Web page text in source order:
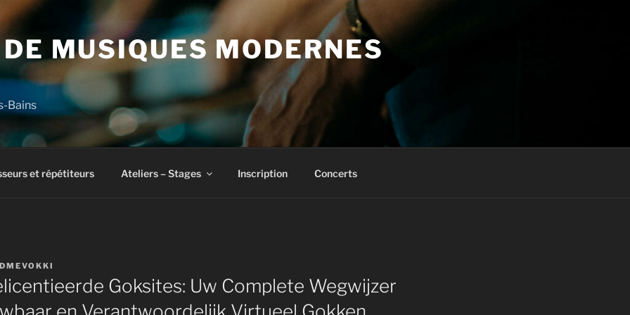
MUSIQUES MODERNES
Bains
et répétiteurs Ateliers – Stages Inscription Concerts
Goksites: Uw Complete Wegwijzer